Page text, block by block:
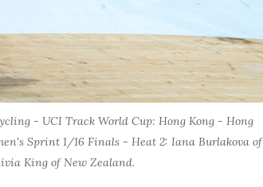
- UCI Track World Cup: Hong Kong - Hong
Sprint 1/16 Finals - Heat 2: Iana Burlakova of
King of New Zealand.